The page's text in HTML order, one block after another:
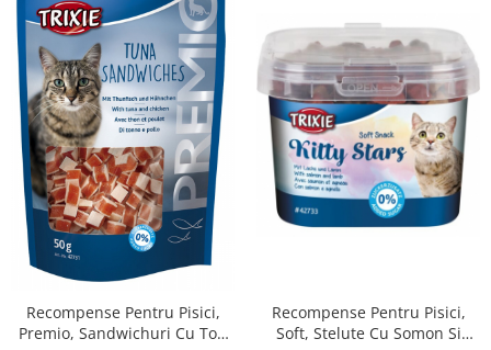
Recompense Pentru Pisici,
Premio, Sandwichuri Cu Ton
Recompense Pentru Pisici,
Soft, Stelute Cu Somon Si